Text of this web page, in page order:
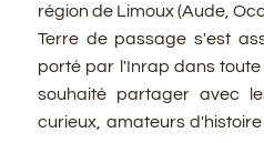
région de Limoux (Aude,
Terre de passage s'est
porté par l'Inrap dans toute
souhaité partager avec
curieux, amateurs